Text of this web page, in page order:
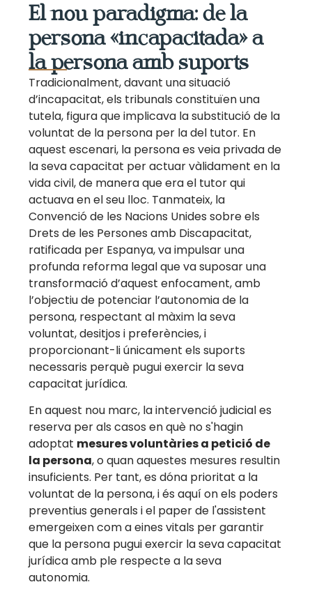
El nou paradigma: de la
persona «incapacitada» a
la persona amb suports
Tradicionalment, davant una situació
d’incapacitat, els tribunals constituïen una
tutela, figura que implicava la substitució de la
voluntat de la persona per la del tutor. En
aquest escenari, la persona es veia privada de
la seva capacitat per actuar vàlidament en la
vida civil, de manera que era el tutor qui
actuava en el seu lloc. Tanmateix, la
Convenció de les Nacions Unides sobre els
Drets de les Persones amb Discapacitat,
ratificada per Espanya, va impulsar una
profunda reforma legal que va suposar una
transformació d’aquest enfocament, amb
l’objectiu de potenciar l’autonomia de la
persona, respectant al màxim la seva
voluntat, desitjos i preferències, i
proporcionant-li únicament els suports
necessaris perquè pugui exercir la seva
capacitat jurídica.
En aquest nou marc, la intervenció judicial es
reserva per als casos en què no s'hagin
adoptat mesures voluntàries a petició de
la persona, o quan aquestes mesures resultin
insuficients. Per tant, es dóna prioritat a la
voluntat de la persona, i és aquí on els poders
preventius generals i el paper de l'assistent
emergeixen com a eines vitals per garantir
que la persona pugui exercir la seva capacitat
jurídica amb ple respecte a la seva
autonomia.